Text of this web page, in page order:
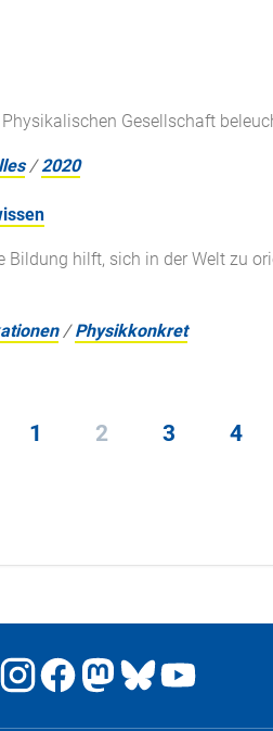
Gesellschaft
/2020
hilft, sich in der Welt zu
/Physikkonkret
1 2 3 4